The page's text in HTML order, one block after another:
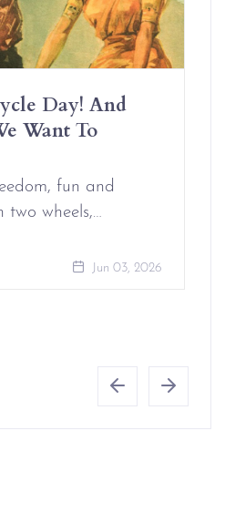
Day! And
Want To
fun and
two wheels,…
Jun 03, 2026